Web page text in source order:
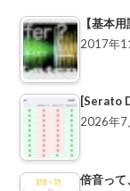
【基本
2017年
[Serato
2026年7
倍音って